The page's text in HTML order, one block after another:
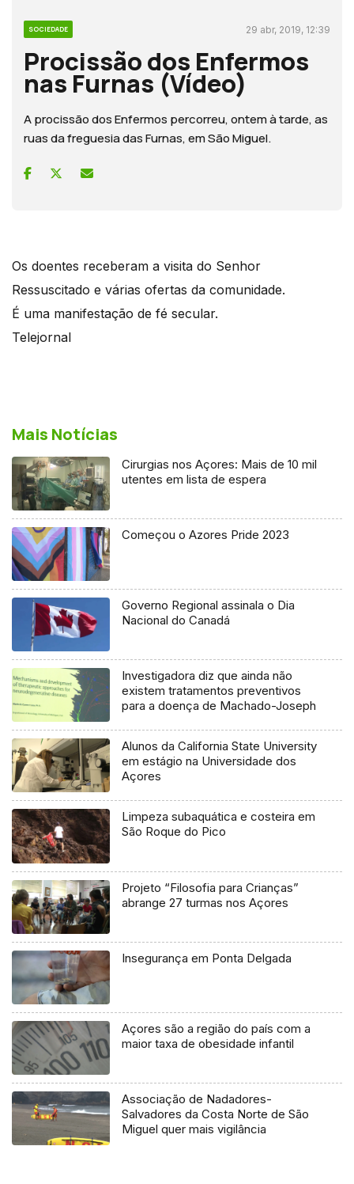
SOCIEDADE 29 abr, 2019, 12:39
Procissão dos Enfermos
nas Furnas (Vídeo)
A procissão dos Enfermos percorreu, ontem à tarde, as
ruas da freguesia das Furnas, em São Miguel.
Os doentes receberam a visita do Senhor
Ressuscitado e várias ofertas da comunidade.
É uma manifestação de fé secular.
Telejornal
Mais Notícias
Cirurgias nos Açores: Mais de 10 mil
utentes em lista de espera
Começou o Azores Pride 2023
Governo Regional assinala o Dia
Nacional do Canadá
Investigadora diz que ainda não
existem tratamentos preventivos
para a doença de Machado-Joseph
Alunos da California State University
em estágio na Universidade dos
Açores
Limpeza subaquática e costeira em
São Roque do Pico
Projeto “Filosofia para Crianças”
abrange 27 turmas nos Açores
Insegurança em Ponta Delgada
Açores são a região do país com a
maior taxa de obesidade infantil
Associação de Nadadores-
Salvadores da Costa Norte de São
Miguel quer mais vigilância